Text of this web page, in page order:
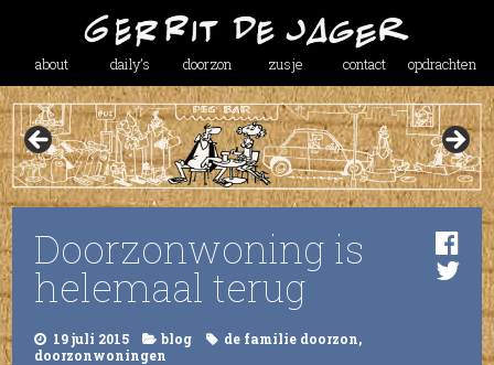
about daily’s doorzon zusje contact opdrachten
Doorzonwoning is
helemaal terug
19 juli 2015 blog de familie doorzon,
doorzonwoningen